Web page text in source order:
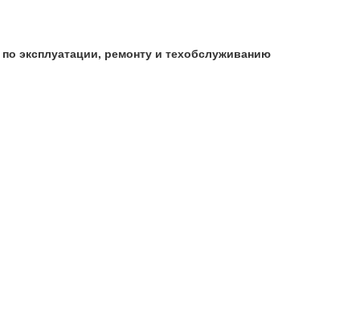
эксплуатации, ремонту и техобслуживанию